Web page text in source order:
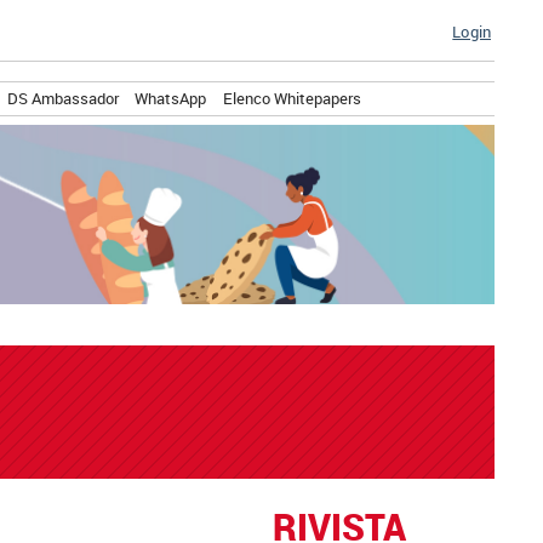
Login
DS Ambassador WhatsApp Elenco Whitepapers
RIVISTA